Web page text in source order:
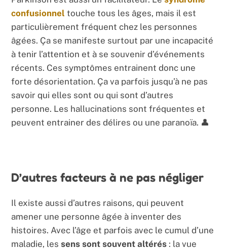
confusionnel touche tous les âges, mais il est
particulièrement fréquent chez les personnes
âgées. Ça se manifeste surtout par une incapacité
à tenir l’attention et à se souvenir d’événements
récents. Ces symptômes entrainent donc une
forte désorientation. Ça va parfois jusqu’à ne pas
savoir qui elles sont ou qui sont d’autres
personne. Les hallucinations sont fréquentes et
peuvent entrainer des délires ou une paranoïa. 👤
D’autres facteurs à ne pas négliger
Il existe aussi d’autres raisons, qui peuvent
amener une personne âgée à inventer des
histoires. Avec l’âge et parfois avec le cumul d’une
maladie, lessens sont souvent altérés : la vue